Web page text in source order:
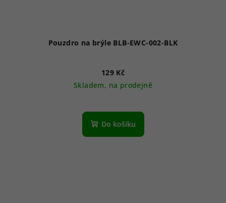
Pouzdro na brýle BLB-EWC-002-BLK
129 Kč
Skladem, na prodejně
Do košíku